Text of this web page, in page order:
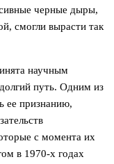
черные дыры,
смогли вырасти так
научным
путь. Одним из
ее признанию,
с момента их
в 1970-х годах